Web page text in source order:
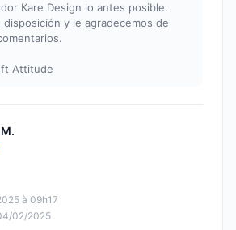
Kare Design lo antes posible.
disposición y le agradecemos de
Attitude
à 09h17
02/2025